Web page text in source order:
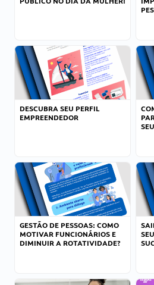
DESCUBRA SEU PERFIL
EMPREENDEDOR
GESTÃO DE PESSOAS: COMO
MOTIVAR FUNCIONÁRIOS E
DIMINUIR A ROTATIVIDADE?